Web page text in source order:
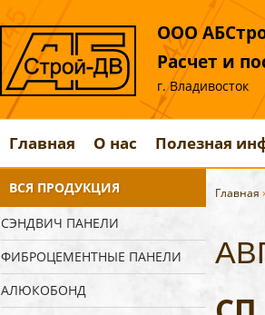
ООО
Расчет и
г. Владивосток
Главная О нас Полезная
ВСЯ ПРОДУКЦИЯ
СЭНДВИЧ ПАНЕЛИ
ФИБРОЦЕМЕНТНЫЕ ПАНЕЛИ
АЛЮКОБОНД
Главная